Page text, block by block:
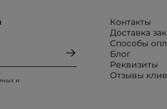
Контакты
Доставка
Способы
Блог
Реквизиты
Отзывы
и